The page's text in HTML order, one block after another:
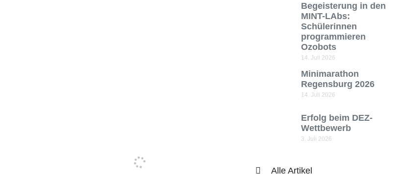
Begeisterung in den
MINT-LAbs:
Schülerinnen
programmieren
Ozobots
14. Juli 2026
Minimarathon
Regensburg 2026
14. Juli 2026
Erfolg beim DEZ-
Wettbewerb
3. Juli 2026
Alle Artikel